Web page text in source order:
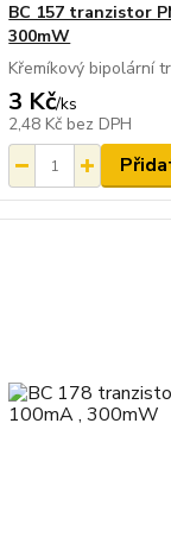
BC 157 tranzistor
300mW
Křemíkový bipolární
3 Kč/ks
2,48 Kč bez DPH